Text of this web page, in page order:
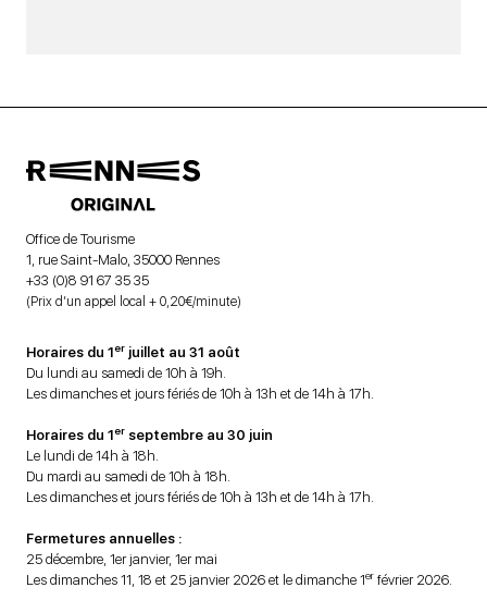
Office de Tourisme
1, rue Saint-Malo, 35000 Rennes
+33 (0)8 91 67 35 35
(Prix d’un appel local + 0,20€/minute)
Horaires du 1er juillet au 31 août
Du lundi au samedi de 10h à 19h.
Les dimanches et jours fériés de 10h à 13h et de 14h à 17h.
Horaires du 1er septembre au 30 juin
Le lundi de 14h à 18h.
Du mardi au samedi de 10h à 18h.
Les dimanches et jours fériés de 10h à 13h et de 14h à 17h.
Fermetures annuelles :
25 décembre, 1er janvier, 1er mai
Les dimanches 11, 18 et 25 janvier 2026 et le dimanche 1er février 2026.